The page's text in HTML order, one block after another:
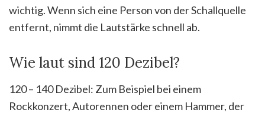
wichtig. Wenn sich eine Person von der Schallquelle
entfernt, nimmt die Lautstärke schnell ab.
Wie laut sind 120 Dezibel?
120 – 140 Dezibel: Zum Beispiel bei einem
Rockkonzert, Autorennen oder einem Hammer, der